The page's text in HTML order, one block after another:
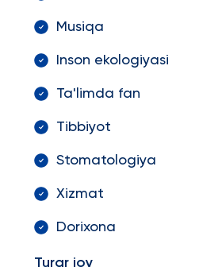
Musiqa
Inson ekologiyasi
Ta'limda fan
Tibbiyot
Stomatologiya
Xizmat
Dorixona
Turar joy